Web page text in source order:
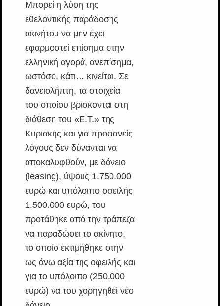
Μπορεί η λύση της
εθελοντικής παράδοσης
ακινήτου να μην έχει
εφαρμοστεί επίσημα στην
ελληνική αγορά, ανεπίσημα,
ωστόσο, κάτι… κινείται. Σε
δανειολήπτη, τα στοιχεία
του οποίου βρίσκονται στη
διάθεση του «Ε.Τ.» της
Κυριακής και για προφανείς
λόγους δεν δύνανται να
αποκαλυφθούν, με δάνειο
(leasing), ύψους 1.750.000
ευρώ και υπόλοιπο οφειλής
1.500.000 ευρώ, του
προτάθηκε από την τράπεζα
να παραδώσει το ακίνητο,
το οποίο εκτιμήθηκε στην
ως άνω αξία της οφειλής και
για το υπόλοιπο (250.000
ευρώ) να του χορηγηθεί νέο